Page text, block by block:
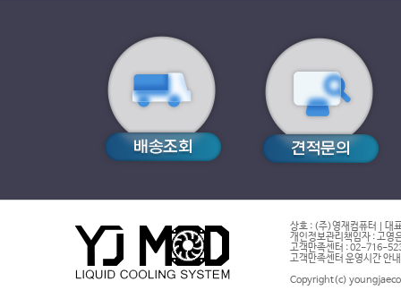
상호 : (주)영재컴퓨터 | 대
개인정보관리책임자 : 고영
고객만족센터 : 02-716-
고객만족센터 운영시간 안
Copyright(c)